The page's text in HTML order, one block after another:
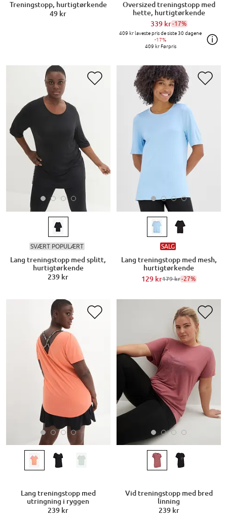
Treningstopp, hurtigtørkende
49 kr
Oversized treningstopp med
hette, hurtigtørkende
339 kr-17%
409 kr laveste pris de siste 30 dagene
-17%
409 krFørpris
SVÆRT POPULÆRT
Lang treningstopp med splitt,
hurtigtørkende
239 kr
SALG
Lang treningstopp med mesh,
hurtigtørkende
129 kr179 kr-27%
Lang treningstopp med
utringning i ryggen
239 kr
Vid treningstopp med bred
linning
239 kr